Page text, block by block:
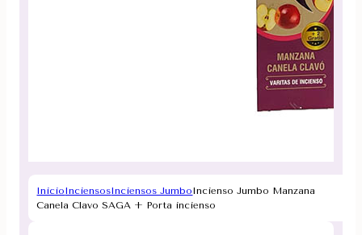
InicioInciensosInciensos JumboIncienso Jumbo Manzana
Canela Clavo SAGA + Porta incienso